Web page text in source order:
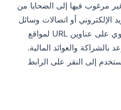
مرغوب فيها إلى الضحايا من
الإلكتروني أو اتصالات وسائل
التواصل الاجتماعي التي تحتوي على عناوين URL لمواقع
بالشراكة والعوائد المالية.
إلى النقر على الرابط